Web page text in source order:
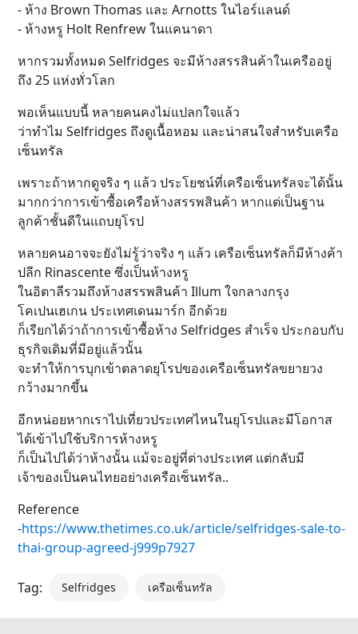
- ห้าง Brown Thomas และ Arnotts ในไอร์แลนด์
- ห้างหรู Holt Renfrew ในแคนาดา
หากรวมทั้งหมด Selfridges จะมีห้างสรรสินค้าในเครืออยู่
ถึง 25 แห่งทั่วโลก
พอเห็นแบบนี้ หลายคนคงไม่แปลกใจแล้ว
ว่าทำไม Selfridges ถึงดูเนื้อหอม และน่าสนใจสำหรับเครือ
เซ็นทรัล
เพราะถ้าหากดูจริง ๆ แล้ว ประโยชน์ที่เครือเซ็นทรัลจะได้นั้น
มากกว่าการเข้าซื้อเครือห้างสรรพสินค้า หากแต่เป็นฐาน
ลูกค้าชั้นดีในแถบยุโรป
หลายคนอาจจะยังไม่รู้ว่าจริง ๆ แล้ว เครือเซ็นทรัลก็มีห้างค้า
ปลีก Rinascente ซึ่งเป็นห้างหรู
ในอิตาลีรวมถึงห้างสรรพสินค้า Illum ใจกลางกรุง
โคเปนเฮเกน ประเทศเดนมาร์ก อีกด้วย
ก็เรียกได้ว่าถ้าการเข้าซื้อห้าง Selfridges สำเร็จ ประกอบกับ
ธุรกิจเดิมที่มีอยู่แล้วนั้น
จะทำให้การบุกเข้าตลาดยุโรปของเครือเซ็นทรัลขยายวง
กว้างมากขึ้น
อีกหน่อยหากเราไปเที่ยวประเทศไหนในยุโรปและมีโอกาส
ได้เข้าไปใช้บริการห้างหรู
ก็เป็นไปได้ว่าห้างนั้น แม้จะอยู่ที่ต่างประเทศ แต่กลับมี
เจ้าของเป็นคนไทยอย่างเครือเซ็นทรัล..
Reference
-https://www.thetimes.co.uk/article/selfridges-sale-to-
thai-group-agreed-j999p7927
Tag: Selfridges เครือเซ็นทรัล